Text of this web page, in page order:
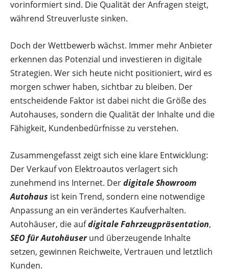
vorinformiert sind. Die Qualität der Anfragen steigt,
während Streuverluste sinken.
Doch der Wettbewerb wächst. Immer mehr Anbieter
erkennen das Potenzial und investieren in digitale
Strategien. Wer sich heute nicht positioniert, wird es
morgen schwer haben, sichtbar zu bleiben. Der
entscheidende Faktor ist dabei nicht die Größe des
Autohauses, sondern die Qualität der Inhalte und die
Fähigkeit, Kundenbedürfnisse zu verstehen.
Zusammengefasst zeigt sich eine klare Entwicklung:
Der Verkauf von Elektroautos verlagert sich
zunehmend ins Internet. Derdigitale Showroom
Autohaus ist kein Trend, sondern eine notwendige
Anpassung an ein verändertes Kaufverhalten.
Autohäuser, die aufdigitale Fahrzeugpräsentation,
SEO für Autohäuserund überzeugende Inhalte
setzen, gewinnen Reichweite, Vertrauen und letztlich
Kunden.